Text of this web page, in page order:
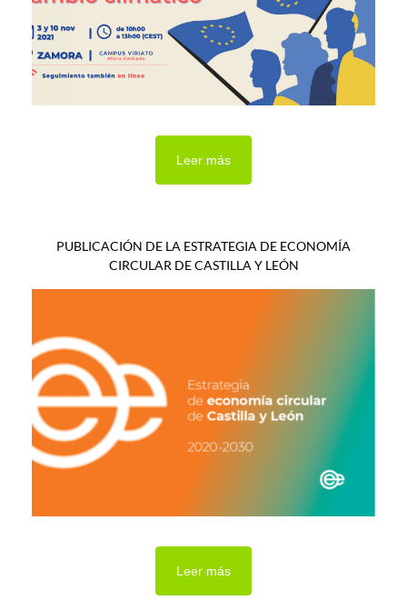
Leer más
PUBLICACIÓN DE LA ESTRATEGIA DE ECONOMÍA
CIRCULAR DE CASTILLA Y LEÓN
Leer más